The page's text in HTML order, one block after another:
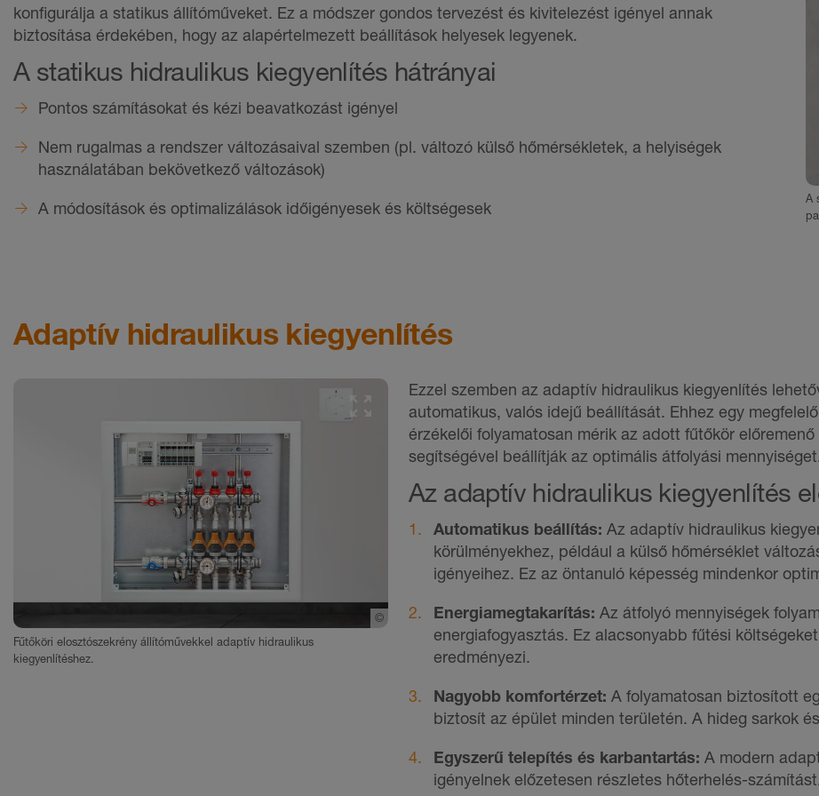
A
konfigurálja a statikus állítóműveket. Ez a módszer gondos tervezést és kivitelezést igényel annak
biztosítása érdekében, hogy az alapértelmezett beállítások helyesek legyenek.
A statikus hidraulikus kiegyenlítés hátrányai
Pontos számításokat és kézi beavatkozást igényel
Nem rugalmas a rendszer változásaival szemben (pl. változó külső hőmérsékletek, a helyiségek
használatában bekövetkező változások)
A módosítások és optimalizálások időigényesek és költségesek
Adaptív hidraulikus kiegyenlítés
©
Schlueter-Systems
Fűtőköri elosztószekrény állítóművekkel adaptív hidraulikus
kiegyenlítéshez.
Ezzel szemben az adaptív hidraulikus kiegyenlítés
automatikus, valós idejű beállítását. Ehhez egy megfelelő
érzékelői folyamatosan mérik az adott fűtőkör
segítségével beállítják az optimális átfolyási
Az adaptív hidraulikus kiegyenlítés
Automatikus beállítás: Az adaptív hidraulikus
körülményekhez, például a külső hőmérséklet
igényeihez. Ez az öntanuló képesség mindenkor
Energiamegtakarítás: Az átfolyó mennyiségek
energiafogyasztás. Ez alacsonyabb fűtési
eredményezi.
Nagyobb komfortérzet: A folyamatosan biztosított
biztosít az épület minden területén. A hideg sarkok
Egyszerű telepítés és karbantartás: A modern
igényelnek előzetesen részletes hőterhelés-